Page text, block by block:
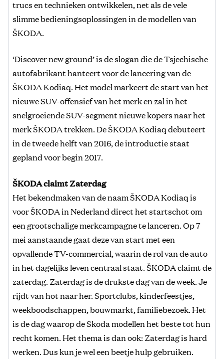
trucs en technieken ontwikkelen, net als de vele
slimme bedieningsoplossingen in de modellen van
ŠKODA.
‘Discover new ground’ is de slogan die de Tsjechische
autofabrikant hanteert voor de lancering van de
ŠKODA Kodiaq. Het model markeert de start van het
nieuwe SUV-offensief van het merk en zal in het
snelgroeiende SUV-segment nieuwe kopers naar het
merk ŠKODA trekken. De ŠKODA Kodiaq debuteert
in de tweede helft van 2016, de introductie staat
gepland voor begin 2017.
ŠKODA claimt Zaterdag
Het bekendmaken van de naam ŠKODA Kodiaq is
voor ŠKODA in Nederland direct het startschot om
een grootschalige merkcampagne te lanceren. Op 7
mei aanstaande gaat deze van start met een
opvallende TV-commercial, waarin de rol van de auto
in het dagelijks leven centraal staat. ŠKODA claimt de
zaterdag. Zaterdag is de drukste dag van de week. Je
rijdt van hot naar her. Sportclubs, kinderfeestjes,
weekboodschappen, bouwmarkt, familiebezoek. Het
is de dag waarop de Skoda modellen het beste tot hun
recht komen. Het thema is dan ook: Zaterdag is hard
werken. Dus kun je wel een beetje hulp gebruiken.